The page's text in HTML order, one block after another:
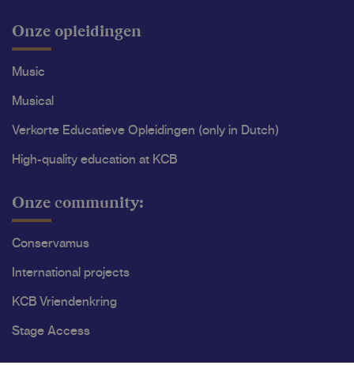
Onze opleidingen
Music
Musical
Verkorte Educatieve Opleidingen (only in Dutch)
High-quality education at KCB
Onze community:
Conservamus
International projects
KCB Vriendenkring
Stage Access